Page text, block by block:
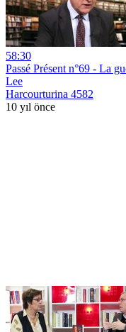
58:30
Passé Présent n°69 - La
Lee
Harcourturina 4582
10 yıl önce